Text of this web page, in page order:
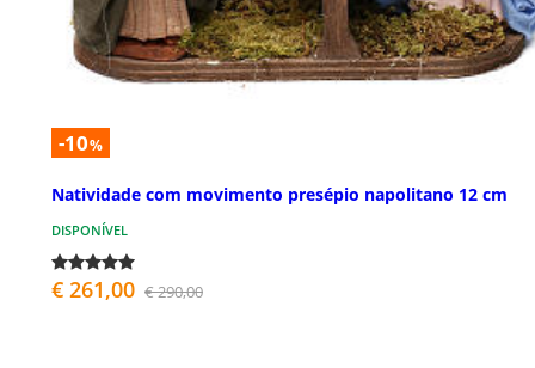
-10%
Natividade com movimento presépio napolitano 12 cm
DISPONÍVEL
€ 261,00 € 290,00